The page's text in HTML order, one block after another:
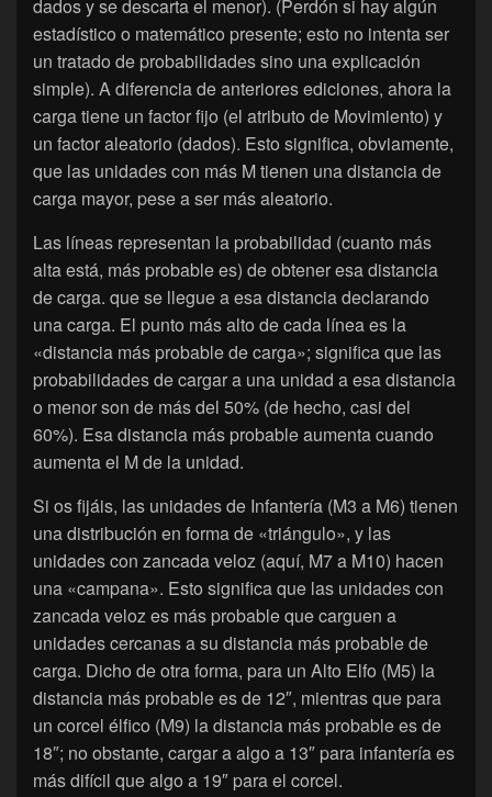
dados y se descarta el menor). (Perdón si hay algún
estadístico o matemático presente; esto no intenta ser
un tratado de probabilidades sino una explicación
simple). A diferencia de anteriores ediciones, ahora la
carga tiene un factor fijo (el atributo de Movimiento) y
un factor aleatorio (dados). Esto significa, obviamente,
que las unidades con más M tienen una distancia de
carga mayor, pese a ser más aleatorio.
Las líneas representan la probabilidad (cuanto más
alta está, más probable es) de obtener esa distancia
de carga. que se llegue a esa distancia declarando
una carga. El punto más alto de cada línea es la
«distancia más probable de carga»; significa que las
probabilidades de cargar a una unidad a esa distancia
o menor son de más del 50% (de hecho, casi del
60%). Esa distancia más probable aumenta cuando
aumenta el M de la unidad.
Si os fijáis, las unidades de Infantería (M3 a M6) tienen
una distribución en forma de «triángulo», y las
unidades con zancada veloz (aquí, M7 a M10) hacen
una «campana». Esto significa que las unidades con
zancada veloz es más probable que carguen a
unidades cercanas a su distancia más probable de
carga. Dicho de otra forma, para un Alto Elfo (M5) la
distancia más probable es de 12″, mientras que para
un corcel élfico (M9) la distancia más probable es de
18″; no obstante, cargar a algo a 13″ para infantería es
más difícil que algo a 19″ para el corcel.